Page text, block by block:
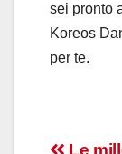
sei pronto
Koreos
per te.